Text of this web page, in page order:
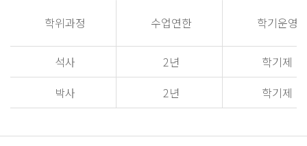
학위과정 수업연한 학기운영
석사 2년
학기제
박사
2년 학기제